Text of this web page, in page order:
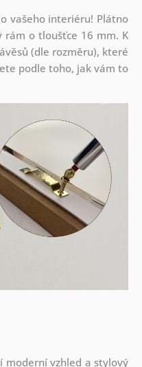
vašeho interiéru! Plátno
o tloušťce 16 mm. K
(dle rozměru), které
podle toho, jak vám to
moderní vzhled a stylový